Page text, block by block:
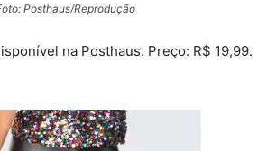
Posthaus/Reprodução
na Posthaus. Preço: R$ 19,99.